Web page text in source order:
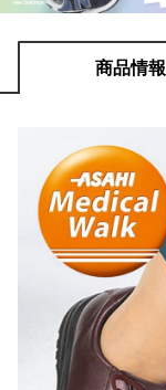
商品情報